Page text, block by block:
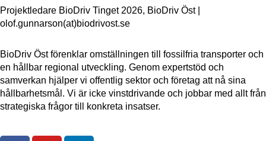
Projektledare BioDriv Tinget 2026, BioDriv Öst |
olof.gunnarson(at)biodrivost.se
BioDriv Öst förenklar omställningen till fossilfria transporter och
en hållbar regional utveckling. Genom expertstöd och
samverkan hjälper vi offentlig sektor och företag att nå sina
hållbarhetsmål. Vi är icke vinstdrivande och jobbar med allt från
strategiska frågor till konkreta insatser.